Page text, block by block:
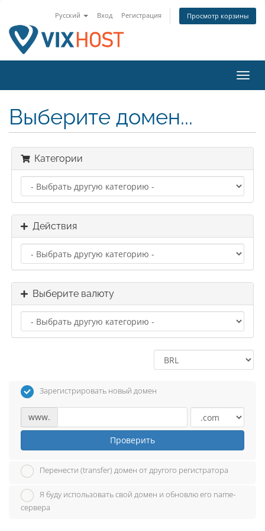
Русский Вход Регистрация Просмотр корзины
Выберите домен...
Категории
Действия
Выберите валюту
Зарегистрировать новый домен
www.
Проверить
Перенести (transfer) домен от другого регистратора
Я буду использовать свой домен и обновлю его name-
сервера